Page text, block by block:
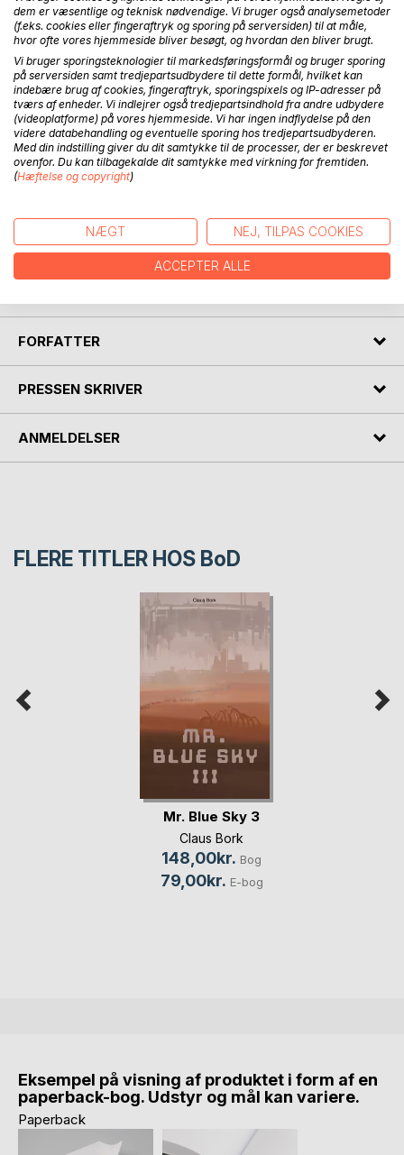
BESKRIVELSE
Kunstig intelligens (A.I. - Artificial Intelligens) er datakode,
der kan træffe beslutninger og udføre opgaver på egen
hånd. A.I. anvendes idag til styring af verdens valutabørser,
flytrafik, selvkørende biler og mængder af andre opgaver.
I denne roman allierer en A.I. sig med mennesket Dave,
hvilket til at begynde med får katastrofale følger for Dave,
men senere medfører enorme omvæltninger for hele
FORFATTER
PRESSEN SKRIVER
ANMELDELSER
FLERE TITLER HOS BoD
Mr. Blue Sky 3
Claus Bork
148,00kr. Bog
79,00kr. E-bog
Eksempel på visning af produktet i form af en
paperback-bog. Udstyr og mål kan variere.
Paperback
dem er væsentlige og teknisk nødvendige. Vi bruger også analysemetoder
(f.eks. cookies eller fingeraftryk og sporing på serversiden) til at måle,
hvor ofte vores hjemmeside bliver besøgt, og hvordan den bliver brugt.
Vi bruger sporingsteknologier til markedsføringsformål og bruger sporing
på serversiden samt tredjepartsudbydere til dette formål, hvilket kan
indebære brug af cookies, fingeraftryk, sporingspixels og IP-adresser på
tværs af enheder. Vi indlejrer også tredjepartsindhold fra andre udbydere
(videoplatforme) på vores hjemmeside. Vi har ingen indflydelse på den
videre databehandling og eventuelle sporing hos tredjepartsudbyderen.
Med din indstilling giver du dit samtykke til de processer, der er beskrevet
ovenfor. Du kan tilbagekalde dit samtykke med virkning for fremtiden.
(Hæftelse og copyright)
NÆGT NEJ, TILPAS COOKIES
ACCEPTER ALLE